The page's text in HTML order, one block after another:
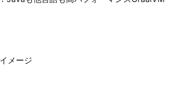
メージ